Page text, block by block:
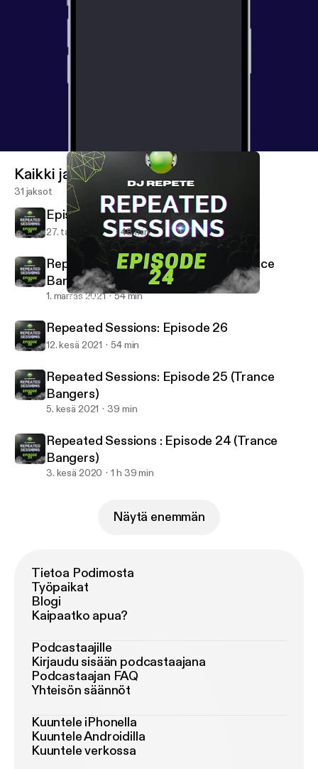
Repeated Sessions : Episode 24 (Trance Bangers)
Kaikki jaksot
31 jaksot
Episode28
27. tammi 2024 48 min
Repeated Sessions: Episode 27 (Trance
Bangers)
1. marras 2021 54 min
Repeated Sessions: Episode 26
12. kesä 2021 54 min
Repeated Sessions: Episode 25 (Trance
Bangers)
5. kesä 2021 39 min
Repeated Sessions : Episode 24 (Trance
Bangers)
3. kesä 2020 1 h 39 min
Näytä enemmän
Tietoa Podimosta
Työpaikat
Blogi
Kaipaatko apua?
Podcastaajille
Kirjaudu sisään podcastaajana
Podcastaajan FAQ
Yhteisön säännöt
Kuuntele iPhonella
Kuuntele Androidilla
Kuuntele verkossa